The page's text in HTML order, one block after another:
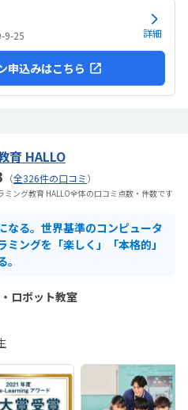
9-25 詳細
申込みはこちら
育 HALLO
（全326件の口コミ）
ング教育 HALLO全体の口コミ点数・件数です
なる。世界基準のコンピュータ
ングを「楽しく」「本格的」
ロボット教室